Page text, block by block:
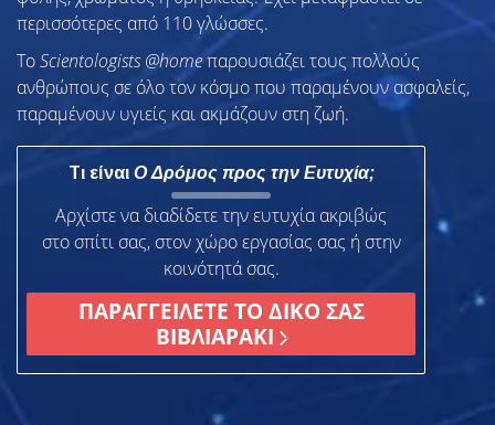
περισσότερες από 110 γλώσσες.
ToScientologists @homeπαρουσιάζει τους πολλούς
ανθρώπους σε όλο τον κόσμο που παραμένουν ασφαλείς,
παραμένουν υγιείς και ακμάζουν στη ζωή.
Τι είναι Ο Δρόμος προς την Ευτυχία;
Αρχίστε να διαδίδετε την ευτυχία ακριβώς
στο σπίτι σας, στον χώρο εργασίας σας ή στην
κοινότητά σας.
ΠΑΡΑΓΓΕΙΛΕΤΕ ΤΟ ΔΙΚΟ ΣΑΣ
ΒΙΒΛΙΑΡΑΚΙ